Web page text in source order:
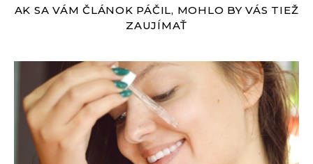
AK SA VÁM ČLÁNOK PÁČIL, MOHLO BY VÁS TIEŽ
ZAUJÍMAŤ